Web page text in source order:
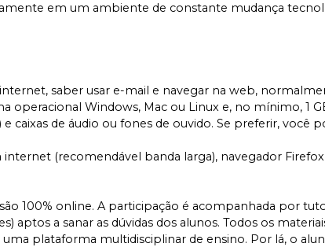
em um ambiente de constante mudança
saber usar e-mail e navegar na web,
operacional Windows, Mac ou Linux e, no mínimo, 1
caixas de áudio ou fones de ouvido. Se preferir, você
internet (recomendável banda larga), navegador
100% online. A participação é acompanhada por
aptos a sanar as dúvidas dos alunos. Todos os
plataforma multidisciplinar de ensino. Por lá, o